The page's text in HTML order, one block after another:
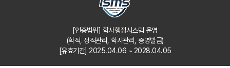
[인증범위] 학사행정시스템 운영
(학적, 성적관리, 학사관리, 증명발급)
[유효기간] 2025.04.06 ~ 2028.04.05